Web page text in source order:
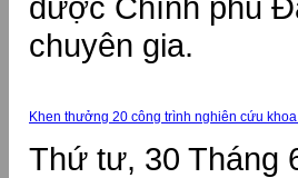
chuyên gia.
Khen thưởng 20 công trình nghiên cứu
Thứ tư, 30 Tháng